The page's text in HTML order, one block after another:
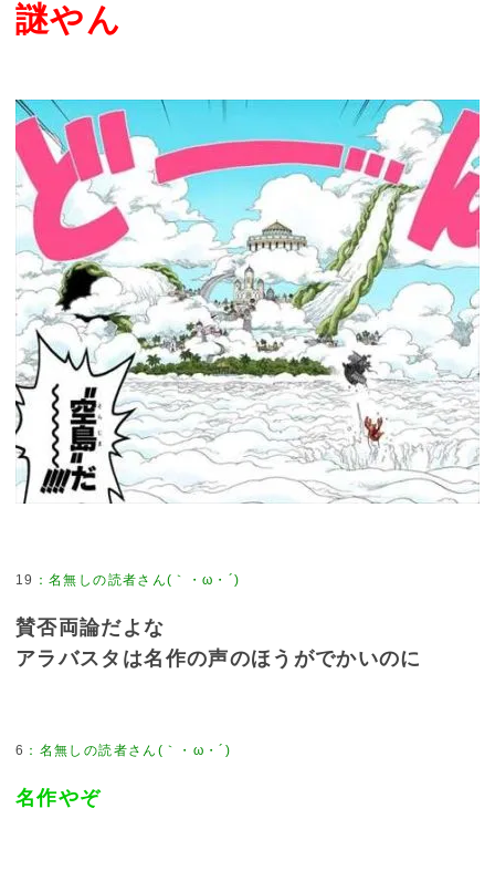
謎やん
19
賛否両論だよな
アラバスタは名作の声のほうがでかいのに
6
名作やぞ